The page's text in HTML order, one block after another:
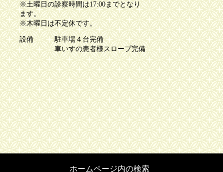
※土曜日の診察時間は17:00までとなり
ます。
※木曜日は不定休です。
設備
駐車場４台完備
車いすの患者様スロープ完備
ホームページ内の検索